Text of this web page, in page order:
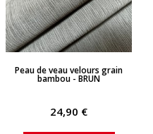
APERÇU RAPIDE
Peau de veau velours grain
bambou - BRUN
24,90 €